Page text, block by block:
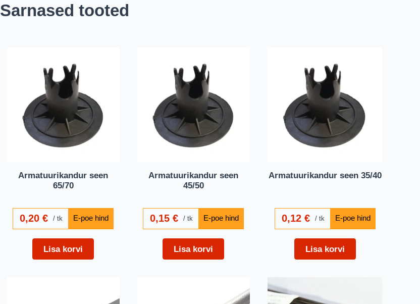
Sarnased tooted
Armatuurikandur seen
65/70
0,20€ tk
Lisa korvi
Armatuurikandur seen
45/50
0,15€ tk
Lisa korvi
Armatuurikandur seen 35/40
0,12€ tk
Lisa korvi